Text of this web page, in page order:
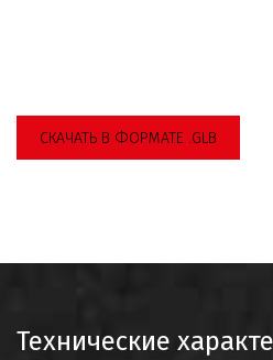
СКАЧАТЬ В ФОРМАТЕ .GLB
Технические